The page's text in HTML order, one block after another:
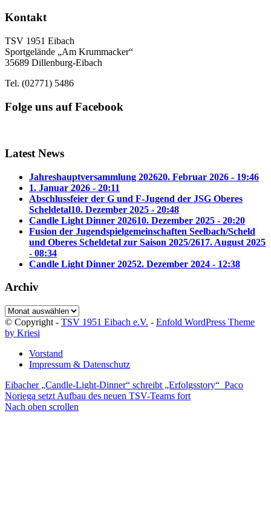
Kontakt
TSV 1951 Eibach
Sportgelände „Am Krummacker“
35689 Dillenburg-Eibach
Tel. (02771) 5486
Folge uns auf Facebook
Latest News
Jahreshauptversammlung 202620. Februar 2026 - 19:46
1. Januar 2026 - 20:11
Abschlussfeier der G und F-Jugend der JSG Oberes
Scheldetal10. Dezember 2025 - 20:48
Candle Light Dinner 202610. Dezember 2025 - 20:20
Fusion der Jugendspielgemeinschaften Seelbach/Scheld
und Oberes Scheldetal zur Saison 2025/2617. August 2025
- 08:34
Candle Light Dinner 20252. Dezember 2024 - 12:38
Archiv
Archiv
© Copyright - TSV 1951 Eibach e.V. - Enfold WordPress Theme
by Kriesi
Vorstand
Impressum & Datenschutz
Eibacher „Candle-Light-Dinner“ schreibt „Erfolgsstory“ Paco
Noriega setzt Aufbau des neuen TSV-Teams fort
Nach oben scrollen